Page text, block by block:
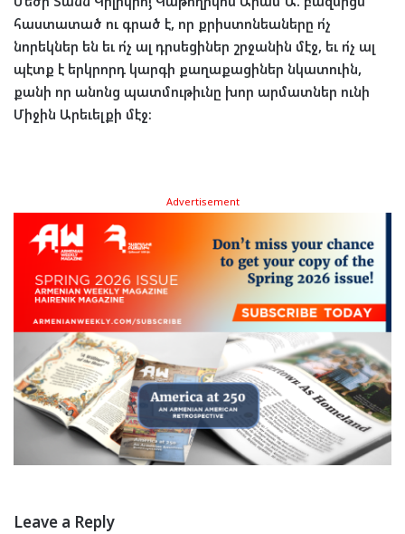
հաստատած ու գրած է, որ քրիստոնեաները ո՛չ
նորեկներ են եւ ո՛չ ալ դրսեցիներ շրջանին մէջ, եւ ո՛չ ալ
պէտք է երկրորդ կարգի քաղաքացիներ նկատուին,
քանի որ անոնց պատմութիւնը խոր արմատներ ունի
Միջին Արեւելքի մէջ։
Advertisement
Leave a Reply